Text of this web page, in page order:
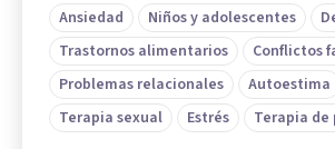
Ansiedad Niños y adolescentes
Trastornos alimentarios
Conflictos
Problemas relacionales
Autoestima
Terapia sexual
Estrés Terapia de